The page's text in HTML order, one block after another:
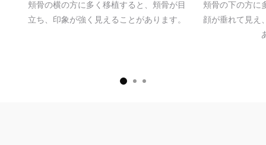
頬骨の横の方に多く移植すると、頬骨が目
立ち、印象が強く見えることがあります。
頬骨の下の方に
顔が垂れて見え